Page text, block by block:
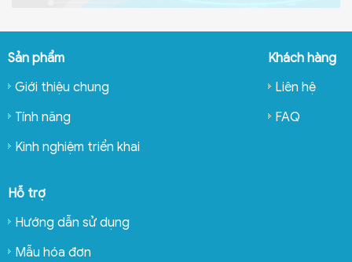
Sản phẩm
Giới thiệu chung
Tính năng
Kinh nghiệm triển khai
Khách hàng
Liên hệ
FAQ
Hỗ trợ
Hướng dẫn sử dụng
Mẫu hóa đơn